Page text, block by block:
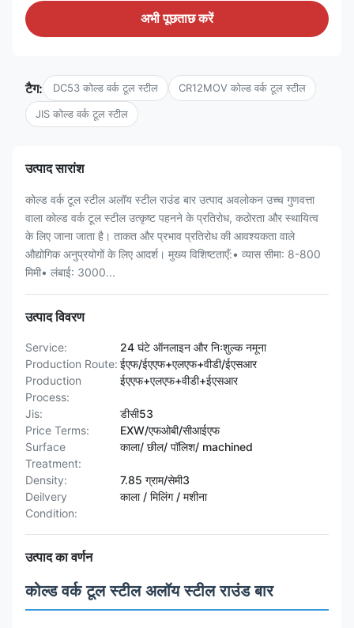
अभी पूछताछ करें
टैग: DC53 कोल्ड वर्क टूल स्टील CR12MOV कोल्ड वर्क टूल स्टील
JIS कोल्ड वर्क टूल स्टील
उत्पाद सारांश
कोल्ड वर्क टूल स्टील अलॉय स्टील राउंड बार उत्पाद अवलोकन उच्च गुणवत्ता
वाला कोल्ड वर्क टूल स्टील उत्कृष्ट पहनने के प्रतिरोध, कठोरता और स्थायित्व
के लिए जाना जाता है। ताकत और प्रभाव प्रतिरोध की आवश्यकता वाले
औद्योगिक अनुप्रयोगों के लिए आदर्श। मुख्य विशिष्टताएँ:• व्यास सीमा: 8-800
मिमी• लंबाई: 3000...
उत्पाद विवरण
Service:
24 घंटे ऑनलाइन और निःशुल्क नमूना
Production Route: ईएफ/ईएएफ+एलएफ+वीडी/ईएसआर
Production
Process:
ईएएफ+एलएफ+वीडी+ईएसआर
Jis:
डीसी53
Price Terms:
EXW/एफओबी/सीआईएफ
Surface
Treatment:
काला/ छील/ पॉलिश/ machined
Density:
7.85 ग्राम/सेमी3
Deilvery
Condition:
काला / मिलिंग / मशीना
उत्पाद का वर्णन
कोल्ड वर्क टूल स्टील अलॉय स्टील राउंड बार